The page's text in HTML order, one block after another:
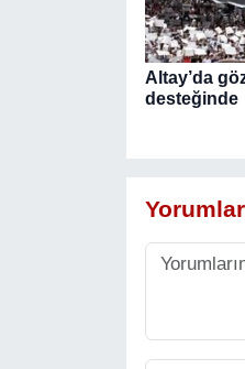
Altay’da
desteğinde
Yorumlar